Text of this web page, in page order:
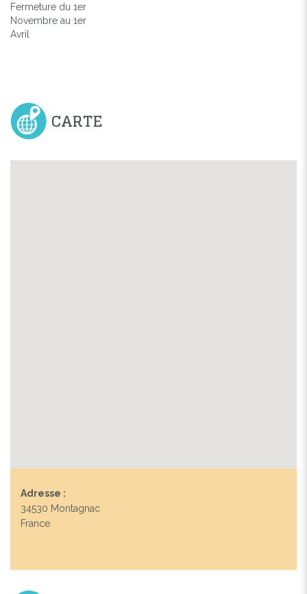
Fermeture du 1er
Novembre au 1er
Avril
CARTE
Adresse :
34530 Montagnac
France